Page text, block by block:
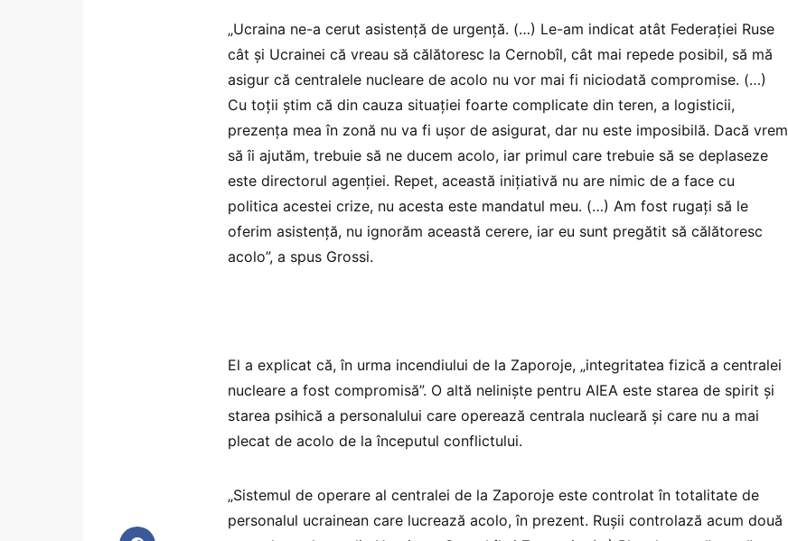
„Ucraina ne-a cerut asistență de urgență. (…) Le-am indicat atât Federației Ruse
cât și Ucrainei că vreau să călătoresc la Cernobîl, cât mai repede posibil, să mă
asigur că centralele nucleare de acolo nu vor mai fi niciodată compromise. (…)
Cu toții știm că din cauza situației foarte complicate din teren, a logisticii,
prezența mea în zonă nu va fi ușor de asigurat, dar nu este imposibilă. Dacă vrem
să îi ajutăm, trebuie să ne ducem acolo, iar primul care trebuie să se deplaseze
este directorul agenției. Repet, această inițiativă nu are nimic de a face cu
politica acestei crize, nu acesta este mandatul meu. (…) Am fost rugați să le
oferim asistență, nu ignorăm această cerere, iar eu sunt pregătit să călătoresc
acolo”, a spus Grossi.
El a explicat că, în urma incendiului de la Zaporoje, „integritatea fizică a centralei
nucleare a fost compromisă”. O altă neliniște pentru AIEA este starea de spirit și
starea psihică a personalului care operează centrala nucleară și care nu a mai
plecat de acolo de la începutul conflictului.
„Sistemul de operare al centralei de la Zaporoje este controlat în totalitate de
personalul ucrainean care lucrează acolo, în prezent. Rușii controlază acum două